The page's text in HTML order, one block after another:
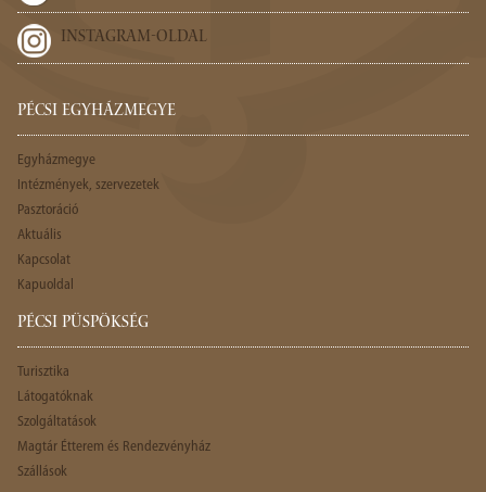
INSTAGRAM-OLDAL
PÉCSI EGYHÁZMEGYE
Egyházmegye
Intézmények, szervezetek
Pasztoráció
Aktuális
Kapcsolat
Kapuoldal
PÉCSI PÜSPÖKSÉG
Turisztika
Látogatóknak
Szolgáltatások
Magtár Étterem és Rendezvényház
Szállások